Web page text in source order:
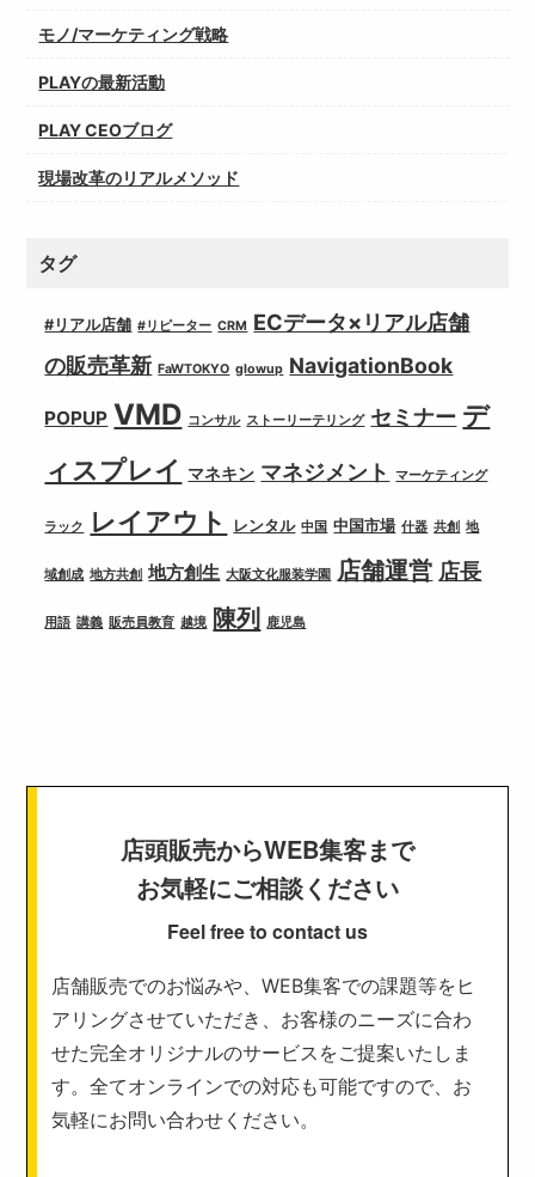
モノ/マーケティング戦略
PLAYの最新活動
PLAY CEOブログ
現場改革のリアルメソッド
タグ
#リアル店舗 #リピーター CRM ECデータ×リアル店舗
の販売革新 FaWTOKYO glowup NavigationBook
POPUP VMD コンサル ストーリーテリング セミナー デ
ィスプレイ マネキン マネジメント マーケティング
ラック レイアウト レンタル 中国 中国市場 什器 共創 地
域創成 地方共創 地方創生 大阪文化服装学園 店舗運営 店長
用語 講義 販売員教育 越境 陳列 鹿児島
店頭販売からWEB集客まで
お気軽にご相談ください
Feel free to contact us
店舗販売でのお悩みや、WEB集客での課題等をヒ
アリングさせていただき、お客様のニーズに合わ
せた完全オリジナルのサービスをご提案いたしま
す。全てオンラインでの対応も可能ですので、お
気軽にお問い合わせください。